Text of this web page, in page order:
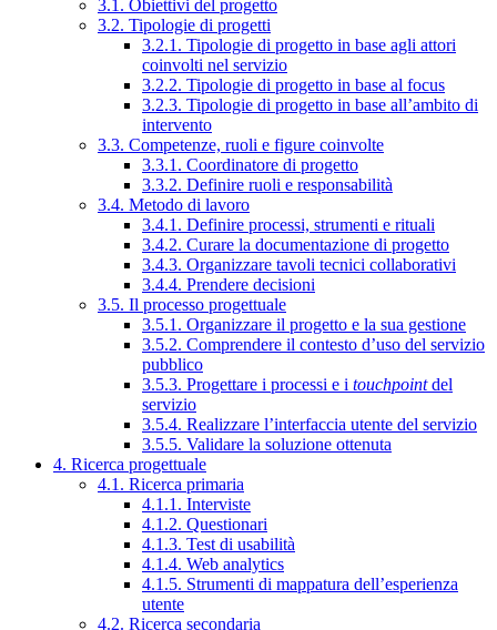
3.1. Obiettivi del progetto
3.2. Tipologie di progetti
3.2.1. Tipologie di progetto in base agli attori
coinvolti nel servizio
3.2.2. Tipologie di progetto in base al focus
3.2.3. Tipologie di progetto in base all’ambito di
intervento
3.3. Competenze, ruoli e figure coinvolte
3.3.1. Coordinatore di progetto
3.3.2. Definire ruoli e responsabilità
3.4. Metodo di lavoro
3.4.1. Definire processi, strumenti e rituali
3.4.2. Curare la documentazione di progetto
3.4.3. Organizzare tavoli tecnici collaborativi
3.4.4. Prendere decisioni
3.5. Il processo progettuale
3.5.1. Organizzare il progetto e la sua gestione
3.5.2. Comprendere il contesto d’uso del servizio
pubblico
3.5.3. Progettare i processi e i touchpointdel
servizio
3.5.4. Realizzare l’interfaccia utente del servizio
3.5.5. Validare la soluzione ottenuta
4. Ricerca progettuale
4.1. Ricerca primaria
4.1.1. Interviste
4.1.2. Questionari
4.1.3. Test di usabilità
4.1.4. Web analytics
4.1.5. Strumenti di mappatura dell’esperienza
utente
4.2. Ricerca secondaria